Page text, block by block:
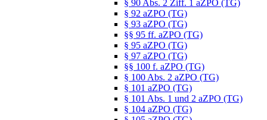
§ 90 Abs. 2 Ziff. 1 aZPO (TG)
§ 92 aZPO (TG)
§ 93 aZPO (TG)
§§ 95 ff. aZPO (TG)
§ 95 aZPO (TG)
§ 97 aZPO (TG)
§§ 100 f. aZPO (TG)
§ 100 Abs. 2 aZPO (TG)
§ 101 aZPO (TG)
§ 101 Abs. 1 und 2 aZPO (TG)
§ 104 aZPO (TG)